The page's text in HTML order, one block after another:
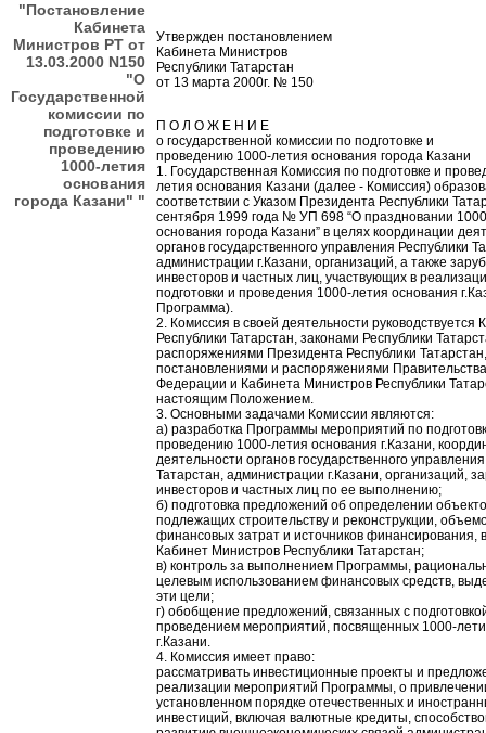
"Постановление
Кабинета
Министров РТ от
13.03.2000 N150
"О
Государственной
комиссии по
подготовке и
проведению
1000-летия
основания
города Казани" "
Утвержден постановлением
Кабинета Министров
Республики Татарстан
от 13 марта 2000г. № 150
П О Л О Ж Е Н И Е
о государственной комиссии по подготовке и
проведению 1000-летия основания города Казани
1. Государственная Комиссия по подготовке и
летия основания Казани (далее - Комиссия)
соответствии с Указом Президента Республики
сентября 1999 года № УП 698 “О праздновании
основания города Казани” в целях координации
органов государственного управления Республики
администрации г.Казани, организаций, а также
инвесторов и частных лиц, участвующих в
подготовки и проведения 1000-летия основания
Программа).
2. Комиссия в своей деятельности руководствуется
Республики Татарстан, законами Республики
распоряжениями Президента Республики Татарстан,
постановлениями и распоряжениями
Федерации и Кабинета Министров Республики
настоящим Положением.
3. Основными задачами Комиссии являются:
а) разработка Программы мероприятий по
проведению 1000-летия основания г.Казани,
деятельности органов государственного
Татарстан, администрации г.Казани, организаций,
инвесторов и частных лиц по ее выполнению;
б) подготовка предложений об определении
подлежащих строительству и реконструкции,
финансовых затрат и источников финансирования,
Кабинет Министров Республики Татарстан;
в) контроль за выполнением Программы,
целевым использованием финансовых средств,
эти цели;
г) обобщение предложений, связанных с
проведением мероприятий, посвященных 1000-
г.Казани.
4. Комиссия имеет право:
рассматривать инвестиционные проекты и
реализации мероприятий Программы, о
установленном порядке отечественных и
инвестиций, включая валютные кредиты,